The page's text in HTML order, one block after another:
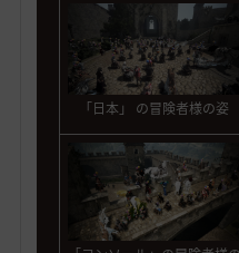
「日本」 の冒険者様の姿
「コンソール」の冒険者様の